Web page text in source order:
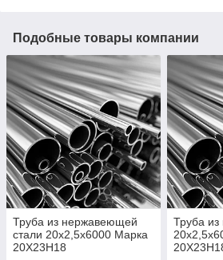
Подобные товары компании
Труба из нержавеющей
стали 20х2,5х6000 Марка
20Х23Н18
Труба из